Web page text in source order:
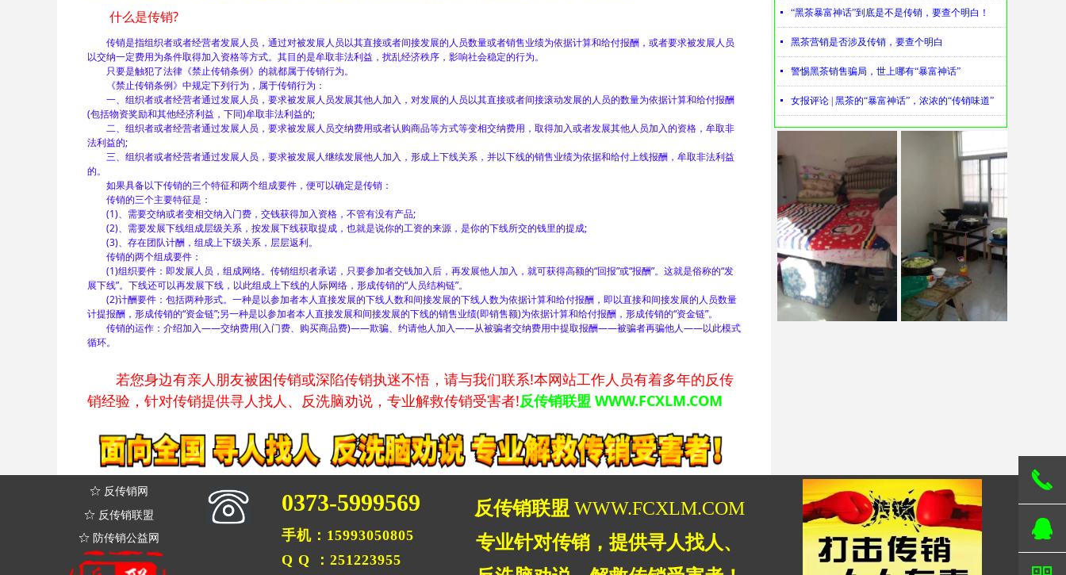
什么是传销?
传销是指组织者或者经营者发展人员，通过对被发展人员以其直接或者间接发展的人员数量或者销售业绩为依据计算和给付报酬，或者要求被发展人员
以交纳一定费用为条件取得加入资格等方式。其目的是牟取非法利益，扰乱经济秩序，影响社会稳定的行为。
只要是触犯了法律《禁止传销条例》的就都属于传销行为。
《禁止传销条例》中规定下列行为，属于传销行为：
一、组织者或者经营者通过发展人员，要求被发展人员发展其他人加入，对发展的人员以其直接或者间接滚动发展的人员的数量为依据计算和给付报酬
(包括物资奖励和其他经济利益，下同)牟取非法利益的;
二、组织者或者经营者通过发展人员，要求被发展人员交纳费用或者认购商品等方式等变相交纳费用，取得加入或者发展其他人员加入的资格，牟取非
法利益的;
三、组织者或者经营者通过发展人员，要求被发展人继续发展他人加入，形成上下线关系，并以下线的销售业绩为依据和给付上线报酬，牟取非法利益
的。
如果具备以下传销的三个特征和两个组成要件，便可以确定是传销：
传销的三个主要特征是：
(1)、需要交纳或者变相交纳入门费，交钱获得加入资格，不管有没有产品;
(2)、需要发展下线组成层级关系，按发展下线获取提成，也就是说你的工资的来源，是你的下线所交的钱里的提成;
(3)、存在团队计酬，组成上下级关系，层层返利。
传销的两个组成要件：
(1)组织要件：即发展人员，组成网络。传销组织者承诺，只要参加者交钱加入后，再发展他人加入，就可获得高额的“回报”或“报酬”。这就是俗称的“发
展下线”。下线还可以再发展下线，以此组成上下线的人际网络，形成传销的“人员结构链”。
(2)计酬要件：包括两种形式。一种是以参加者本人直接发展的下线人数和间接发展的下线人数为依据计算和给付报酬，即以直接和间接发展的人员数量
计提报酬，形成传销的“资金链”;另一种是以参加者本人直接发展和间接发展的下线的销售业绩(即销售额)为依据计算和给付报酬，形成传销的“资金链”。
传销的运作：介绍加入——交纳费用(入门费、购买商品费)——欺骗、约请他人加入——从被骗者交纳费用中提取报酬——被骗者再骗他人——以此模式
循环。
若您身边有亲人朋友被困传销或深陷传销执迷不悟，请与我们联系!本网站工作人员有着多年的反传
销经验，针对传销提供寻人找人、反洗脑劝说，专业解救传销受害者!反传销联盟 WWW.FCXLM.COM
넷 “黑茶暴富神话”到底是不是传销，要查个明白！
넷 黑茶营销是否涉及传销，要查个明白
넷 警惕黑茶销售骗局，世上哪有“暴富神话”
넷 女报评论 | 黑茶的“暴富神话”，浓浓的“传销味道”
0373-5999569
手机：15993050805
Q Q ：251223955
ꄃ 反传销网
ꄃ 反传销联盟
ꄃ 防传销公益网
反传销联盟 WWW.FCXLM.COM
专业针对传销，提供寻人找人、
끅
뀩